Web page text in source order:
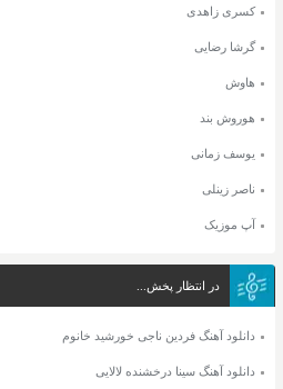
کسری زاهدی
گرشا رضایی
هاوش
هوروش بند
یوسف زمانی
ناصر زینلی
آپ موزیک
در انتظار پخش...
دانلود آهنگ فردین ناجی خورشید خانوم
دانلود آهنگ سینا درخشنده لالایی